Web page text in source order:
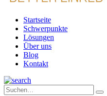
Startseite
Schwerpunkte
Lösungen
Über uns
Blog
Kontakt